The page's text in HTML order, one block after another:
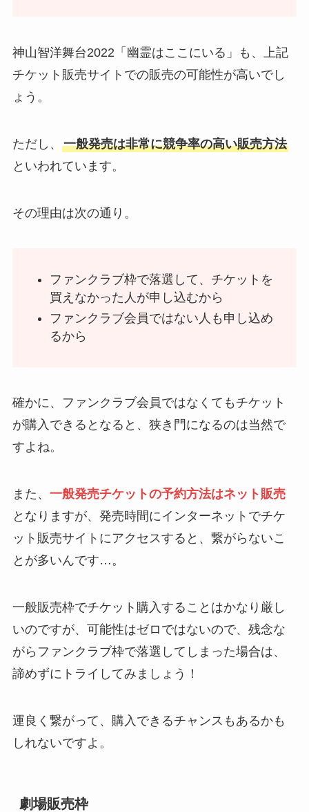
神山智洋舞台2022「幽霊はここにいる」も、上記
チケット販売サイトでの販売の可能性が高いでし
ょう。
ただし、 一般発売は非常に競争率の高い販売方法
といわれています。
その理由は次の通り。
ファンクラブ枠で落選して、チケットを
買えなかった人が申し込むから
ファンクラブ会員ではない人も申し込め
るから
確かに、ファンクラブ会員ではなくてもチケット
が購入できるとなると、狭き門になるのは当然で
すよね。
また、 一般発売チケットの予約方法はネット販売
となりますが、発売時間にインターネットでチケ
ット販売サイトにアクセスすると、繋がらないこ
とが多いんです…。
一般販売枠でチケット購入することはかなり厳し
いのですが、可能性はゼロではないので、残念な
がらファンクラブ枠で落選してしまった場合は、
諦めずにトライしてみましょう！
運良く繋がって、購入できるチャンスもあるかも
しれないですよ。
劇場販売枠